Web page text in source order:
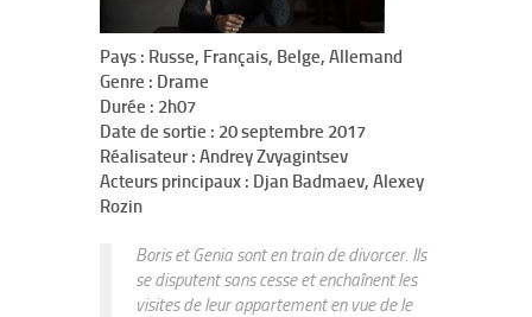
Pays : Russe, Français, Belge, Allemand
Genre : Drame
Durée : 2h07
Date de sortie : 20 septembre 2017
Réalisateur : Andrey Zvyagintsev
Acteurs principaux : Djan Badmaev, Alexey
Rozin
Boris et Genia sont en train de divorcer. Ils
se disputent sans cesse et enchaînent les
visites de leur appartement en vue de le